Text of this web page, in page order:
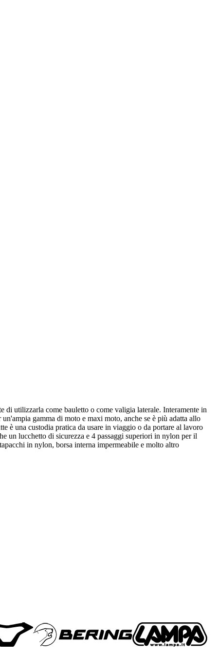
utilizzarla come bauletto o come valigia laterale. Interamente in
gamma di moto e maxi moto, anche se è più adatta allo
è una custodia pratica da usare in viaggio o da portare al lavoro
un lucchetto di sicurezza e 4 passaggi superiori in nylon per il
in nylon, borsa interna impermeabile e molto altro